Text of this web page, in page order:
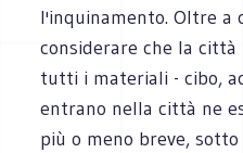
l'inquinamento. Oltre a
considerare che la
tutti i materiali - cibo,
entrano nella città ne
più o meno breve,